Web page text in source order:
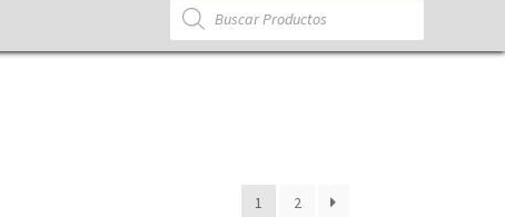
search
1 2